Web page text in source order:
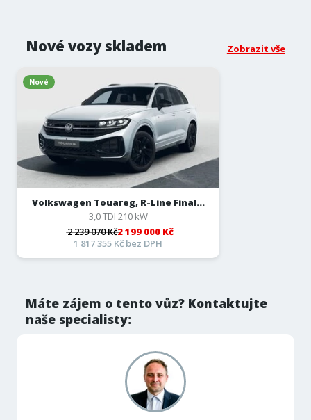
Nové vozy skladem Zobrazit vše
Nové
Volkswagen Touareg, R-Line Final...
3,0 TDI 210 kW
2 239 070 Kč2 199 000 Kč
1 817 355 Kč bez DPH
Máte zájem o tento vůz? Kontaktujte
naše specialisty: